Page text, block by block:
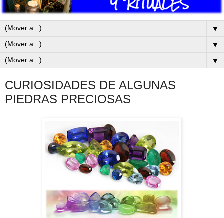
▼
▼
▼
CURIOSIDADES DE ALGUNAS
PIEDRAS PRECIOSAS